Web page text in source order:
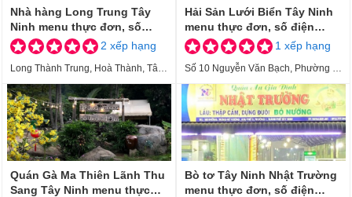
Nhà hàng Long Trung Tây
Ninh menu thực đơn, số
điện thoại, địa chỉ2 xếp hạng
Long Thành Trung, Hoà Thành, Tây
Ninh
Hải Sản Lưới Biển Tây Ninh
menu thực đơn, số điện
thoại, địa chỉ
1 xếp hạng
Số 10 Nguyễn Văn Bạch, Phường 3,
Tây Ninh
Quán Gà Ma Thiên Lãnh Thu
Sang Tây Ninh menu thực
Bò tơ Tây Ninh Nhật Trường
menu thực đơn, số điện